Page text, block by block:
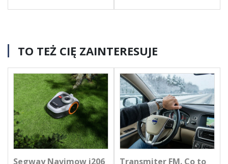
TO TEŻ CIĘ ZAINTERESUJE
Segway Navimow i206
Transmiter FM. Co to